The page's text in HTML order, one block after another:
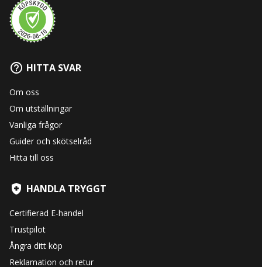
HITTA SVAR
Om oss
Om utställningar
Vanliga frågor
Guider och skötselråd
Hitta till oss
HANDLA TRYGGT
Certifierad E-handel
Trustpilot
Ångra ditt köp
Reklamation och retur